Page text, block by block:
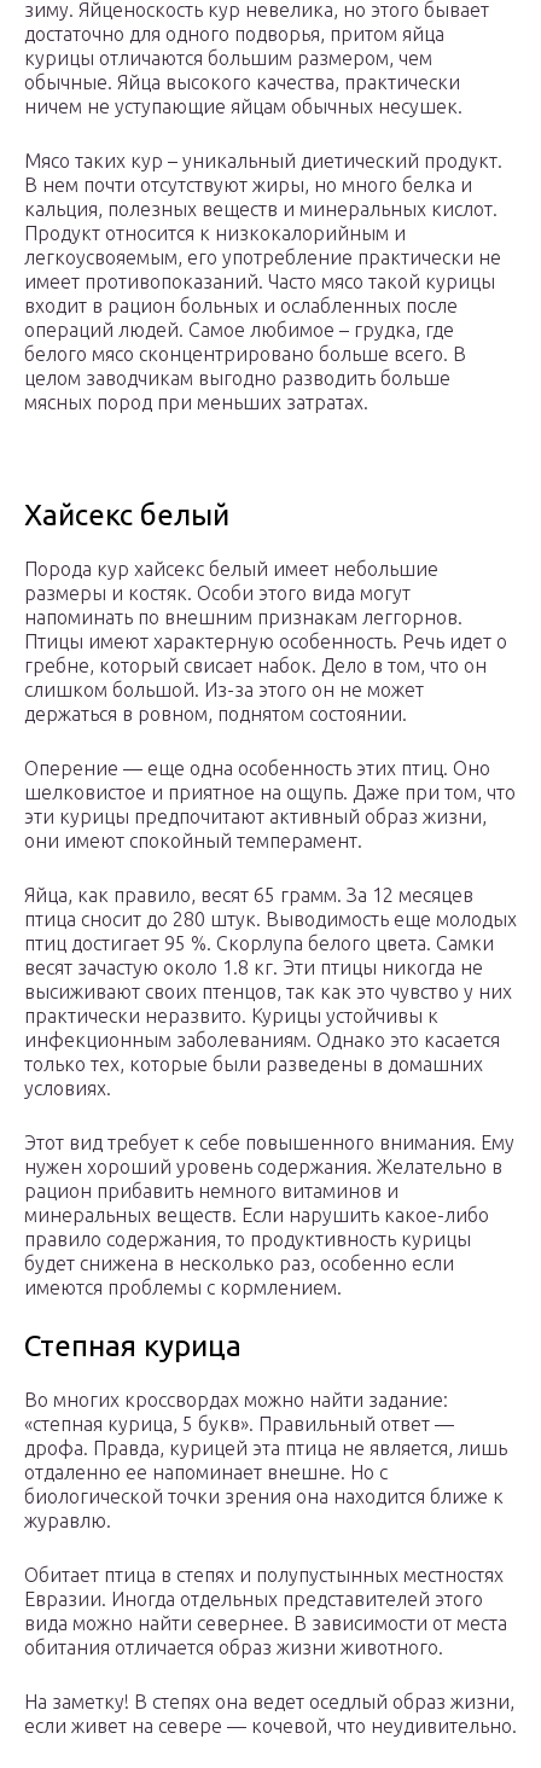
зиму. Яйценоскость кур невелика, но этого бывает
достаточно для одного подворья, притом яйца
курицы отличаются большим размером, чем
обычные. Яйца высокого качества, практически
ничем не уступающие яйцам обычных несушек.
Мясо таких кур – уникальный диетический продукт.
В нем почти отсутствуют жиры, но много белка и
кальция, полезных веществ и минеральных кислот.
Продукт относится к низкокалорийным и
легкоусвояемым, его употребление практически не
имеет противопоказаний. Часто мясо такой курицы
входит в рацион больных и ослабленных после
операций людей. Самое любимое – грудка, где
белого мясо сконцентрировано больше всего. В
целом заводчикам выгодно разводить больше
мясных пород при меньших затратах.
Хайсекс белый
Порода кур хайсекс белый имеет небольшие
размеры и костяк. Особи этого вида могут
напоминать по внешним признакам леггорнов.
Птицы имеют характерную особенность. Речь идет о
гребне, который свисает набок. Дело в том, что он
слишком большой. Из-за этого он не может
держаться в ровном, поднятом состоянии.
Оперение — еще одна особенность этих птиц. Оно
шелковистое и приятное на ощупь. Даже при том, что
эти курицы предпочитают активный образ жизни,
они имеют спокойный темперамент.
Яйца, как правило, весят 65 грамм. За 12 месяцев
птица сносит до 280 штук. Выводимость еще молодых
птиц достигает 95 %. Скорлупа белого цвета. Самки
весят зачастую около 1.8 кг. Эти птицы никогда не
высиживают своих птенцов, так как это чувство у них
практически неразвито. Курицы устойчивы к
инфекционным заболеваниям. Однако это касается
только тех, которые были разведены в домашних
условиях.
Этот вид требует к себе повышенного внимания. Ему
нужен хороший уровень содержания. Желательно в
рацион прибавить немного витаминов и
минеральных веществ. Если нарушить какое-либо
правило содержания, то продуктивность курицы
будет снижена в несколько раз, особенно если
имеются проблемы с кормлением.
Степная курица
Во многих кроссвордах можно найти задание:
«степная курица, 5 букв». Правильный ответ —
дрофа. Правда, курицей эта птица не является, лишь
отдаленно ее напоминает внешне. Но с
биологической точки зрения она находится ближе к
журавлю.
Обитает птица в степях и полупустынных местностях
Евразии. Иногда отдельных представителей этого
вида можно найти севернее. В зависимости от места
обитания отличается образ жизни животного.
На заметку! В степях она ведет оседлый образ жизни,
если живет на севере — кочевой, что неудивительно.